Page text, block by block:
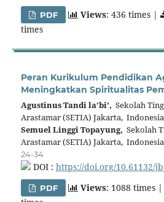
PDF Views: 436 times |
times
Peran Kurikulum Pendidikan
Meningkatkan Spiritualitas
Agustinus Tandi la’bi’, Sekolah
Arastamar (SETIA) Jakarta, Indonesia
Semuel Linggi Topayung, Sekolah
Arastamar (SETIA) Jakarta, Indonesia
24-34
DOI : https://doi.org/10.61132/
PDF Views: 1088 times